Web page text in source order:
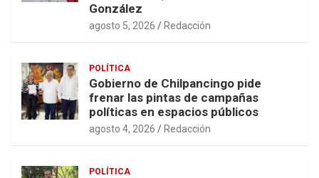
González
agosto 5, 2026 Redacción
POLÍTICA
Gobierno de Chilpancingo pide
frenar las pintas de campañas
políticas en espacios públicos
agosto 4, 2026 Redacción
POLÍTICA